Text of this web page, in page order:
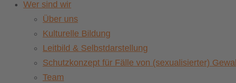
Wer sind wir
Über uns
Kulturelle Bildung
Leitbild & Selbstdarstellung
Schutzkonzept für Fälle von (sexualisierter)
Team